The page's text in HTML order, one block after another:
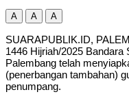
A A A
SUARAPUBLIK.ID,
1446 Hijriah/2025
Palembang telah
(penerbangan tambahan)
penumpang.